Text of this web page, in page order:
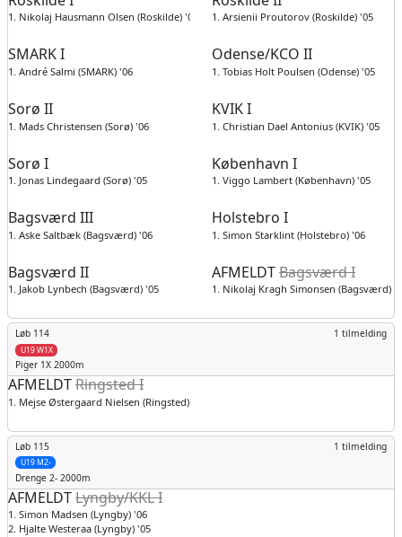
1. Nikolaj Hausmann Olsen (Roskilde) '05 1. Arsienii Proutorov (Roskilde) '05
SMARK I
1. André Salmi (SMARK) '06
Odense/KCO II
1. Tobias Holt Poulsen (Odense) '05
Sorø II
1. Mads Christensen (Sorø) '06
KVIK I
1. Christian Dael Antonius (KVIK) '05
Sorø I
1. Jonas Lindegaard (Sorø) '05
København I
1. Viggo Lambert (København) '05
Bagsværd III
1. Aske Saltbæk (Bagsværd) '06
Holstebro I
1. Simon Starklint (Holstebro) '06
Bagsværd II
1. Jakob Lynbech (Bagsværd) '05
AFMELDTBagsværd I
1. Nikolaj Kragh Simonsen (Bagsværd)
Løb 114 1 tilmelding
U19 W1X
Piger 1X 2000m
AFMELDTRingsted I
1. Mejse Østergaard Nielsen (Ringsted) '08
Løb 115 1 tilmelding
U19 M2-
Drenge 2- 2000m
AFMELDTLyngby/KKL I
1. Simon Madsen (Lyngby) '06
2. Hjalte Westeraa (Lyngby) '05